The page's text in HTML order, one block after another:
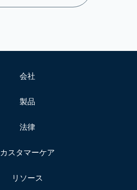
会社
製品
法律
カスタマーケア
リソース